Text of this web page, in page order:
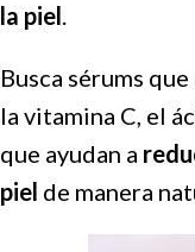
la piel.
Busca sérums
la vitamina C, el
que ayudan a
piel de manera